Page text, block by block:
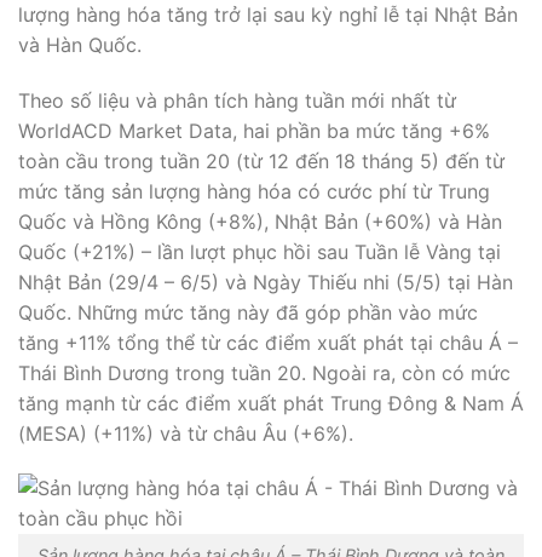
lượng hàng hóa tăng trở lại sau kỳ nghỉ lễ tại Nhật Bản
và Hàn Quốc.
Theo số liệu và phân tích hàng tuần mới nhất từ
WorldACD Market Data, hai phần ba mức tăng +6%
toàn cầu trong tuần 20 (từ 12 đến 18 tháng 5) đến từ
mức tăng sản lượng hàng hóa có cước phí từ Trung
Quốc và Hồng Kông (+8%), Nhật Bản (+60%) và Hàn
Quốc (+21%) – lần lượt phục hồi sau Tuần lễ Vàng tại
Nhật Bản (29/4 – 6/5) và Ngày Thiếu nhi (5/5) tại Hàn
Quốc. Những mức tăng này đã góp phần vào mức
tăng +11% tổng thể từ các điểm xuất phát tại châu Á –
Thái Bình Dương trong tuần 20. Ngoài ra, còn có mức
tăng mạnh từ các điểm xuất phát Trung Đông & Nam Á
(MESA) (+11%) và từ châu Âu (+6%).